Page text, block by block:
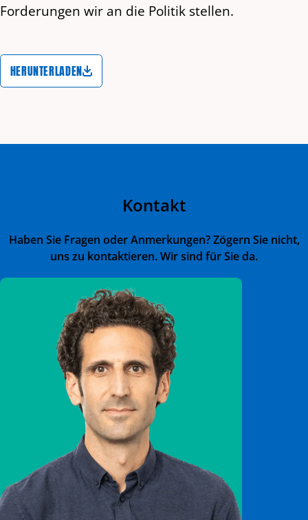
Forderungen wir an die Politik stellen.
HERUNTERLADEN
Kontakt
Haben Sie Fragen oder Anmerkungen? Zögern Sie nicht,
uns zu kontaktieren. Wir sind für Sie da.